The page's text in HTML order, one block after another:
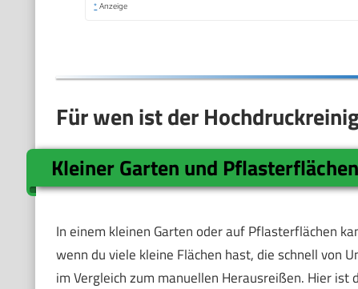
* Anzeige
Für wen ist der
Kleiner Garten und Pflasterflächen
In einem kleinen Garten oder auf Pflasterflächen
wenn du viele kleine Flächen hast, die schnell von
im Vergleich zum manuellen Herausreißen. Hier